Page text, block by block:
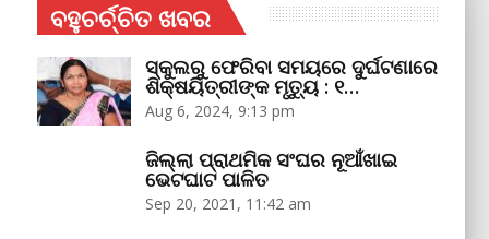
ବହୁଚର୍ଚ୍ଚିତ ଖବର
ସ୍କୁଲରୁ ଫେରିବା ସମୟରେ ଦୁର୍ଘଟଣାରେ
ଶିକ୍ଷୟିତ୍ରୀଙ୍କ ମୃତ୍ୟୁ : ୧…
Aug 6, 2024, 9:13 pm
ଜିଲ୍ଲା ପ୍ରାଥମିକ ସଂଘର ନୂଆଁଖାଇ
ଭେଟଘାଟ ପାଳିତ
Sep 20, 2021, 11:42 am